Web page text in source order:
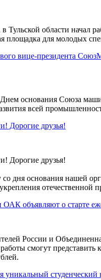
Тульской области
площадка для молодых
вице-президента
основания Союза
всей
Дорогие друзья!
Дорогие друзья!
дня основания нашей
отечественной
объявляют о старте
России и
смогут представить
студенческий